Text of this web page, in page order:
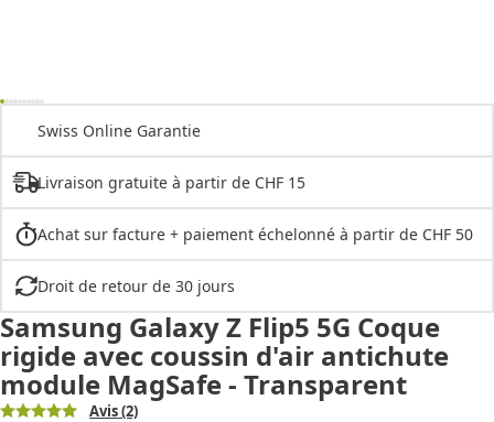
Swiss Online Garantie
Livraison gratuite à partir de CHF 15
Achat sur facture + paiement échelonné à partir de CHF 50
Droit de retour de 30 jours
Samsung Galaxy Z Flip5 5G Coque
rigide avec coussin d'air antichute
module MagSafe - Transparent
Avis(2)